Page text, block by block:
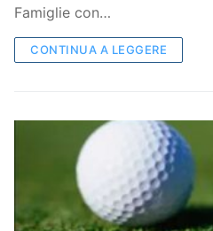
Famiglie con…
CONTINUA A LEGGERE